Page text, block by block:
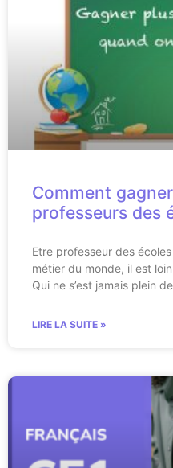
Comment
professeurs des
Etre professeur des
métier du monde, il est
Qui ne s’est jamais plein
LIRE LA SUITE »